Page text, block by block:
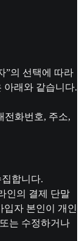
”의 선택에 따라
아래와 같습니다.
전화번호, 주소,
합니다.
인의 결제 단말
입자 본인이 개인
는 수정하거나